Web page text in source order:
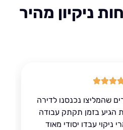
מהיר
נכנסנו לדירה
תקתק עבודה
יסודי מאוד